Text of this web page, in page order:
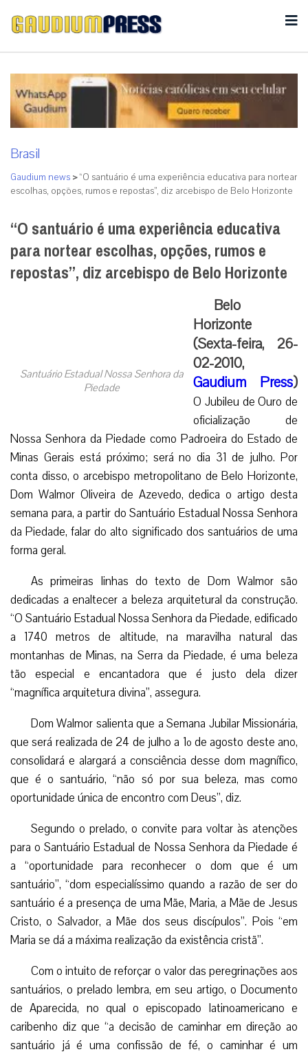
Brasil
Gaudium news >“O santuário é uma experiência educativa para nortear
escolhas, opções, rumos e repostas”, diz arcebispo de Belo Horizonte
“O santuário é uma experiência educativa
para nortear escolhas, opções, rumos e
repostas”, diz arcebispo de Belo Horizonte
Santuário Estadual Nossa Senhora da
Piedade
Belo
Horizonte
(Sexta-feira, 26-
02-2010,
Gaudium Press)
O Jubileu de Ouro de
oficialização de
Nossa Senhora da Piedade como Padroeira do Estado de
Minas Gerais está próximo; será no dia 31 de julho. Por
conta disso, o arcebispo metropolitano de Belo Horizonte,
Dom Walmor Oliveira de Azevedo, dedica o artigo desta
semana para, a partir do Santuário Estadual Nossa Senhora
da Piedade, falar do alto significado dos santuários de uma
forma geral.
As primeiras linhas do texto de Dom Walmor são
dedicadas a enaltecer a beleza arquitetural da construção.
“O Santuário Estadual Nossa Senhora da Piedade, edificado
a 1740 metros de altitude, na maravilha natural das
montanhas de Minas, na Serra da Piedade, é uma beleza
tão especial e encantadora que é justo dela dizer
“magnífica arquitetura divina”, assegura.
Dom Walmor salienta que a Semana Jubilar Missionária,
que será realizada de 24 de julho a 1º de agosto deste ano,
consolidará e alargará a consciência desse dom magnífico,
que é o santuário, “não só por sua beleza, mas como
oportunidade única de encontro com Deus”, diz.
Segundo o prelado, o convite para voltar às atenções
para o Santuário Estadual de Nossa Senhora da Piedade é
a “oportunidade para reconhecer o dom que é um
santuário”, “dom especialíssimo quando a razão de ser do
santuário é a presença de uma Mãe, Maria, a Mãe de Jesus
Cristo, o Salvador, a Mãe dos seus discípulos”. Pois “em
Maria se dá a máxima realização da existência cristã”.
Com o intuito de reforçar o valor das peregrinações aos
santuários, o prelado lembra, em seu artigo, o Documento
de Aparecida, no qual o episcopado latinoamericano e
caribenho diz que “a decisão de caminhar em direção ao
santuário já é uma confissão de fé, o caminhar é um